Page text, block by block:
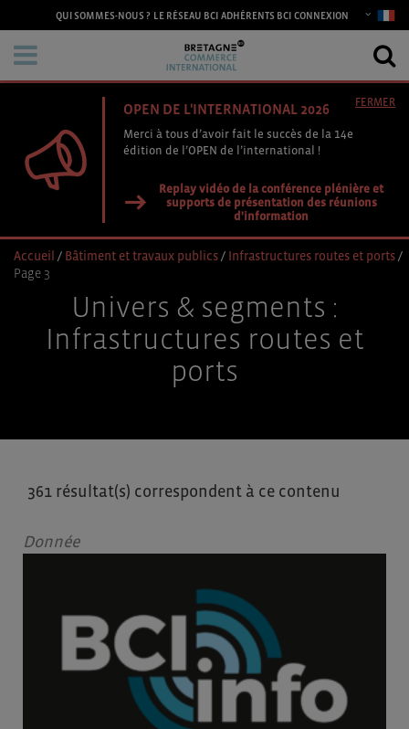
QUI SOMMES-NOUS ? LE RÉSEAU BCI ADHÉRENTS BCI CONNEXION
OPEN DE L'INTERNATIONAL 2026
Merci à tous d’avoir fait le succès de la 14e
édition de l’OPEN de l’international !
Replay vidéo de la conférence plénière et
supports de présentation des réunions
d'information
FERMER
Accueil / Bâtiment et travaux publics/ Infrastructures routes et ports/
Page 3
Univers & segments :
Infrastructures routes et
ports
361 résultat(s) correspondent à ce contenu
Donnée